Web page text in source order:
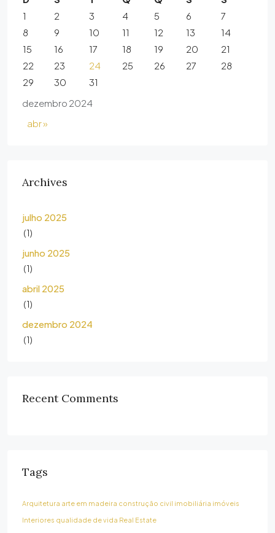
dezembro 2024
1
2 3 4 5 6
7
8
9 10 11 12 13
14
15
16 17 18 19 20
21
22
23 24 25 26 27
28
29
30 31
abr »
Archives
julho 2025
(1)
junho 2025
(1)
abril 2025
(1)
dezembro 2024
(1)
Recent Comments
Tags
Arquitetura arte em madeira construção civil imobiliária imóveis
Interiores qualidade de vida Real Estate